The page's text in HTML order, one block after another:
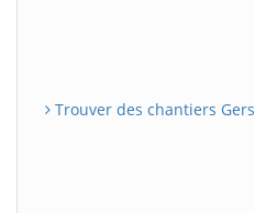
Trouver des chantiers Gers